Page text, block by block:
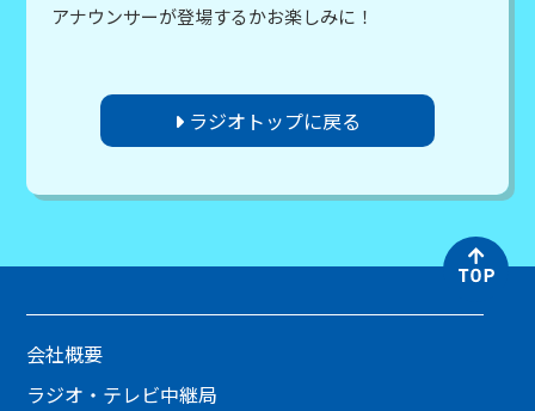
アナウンサーが登場するかお楽しみに！
ラジオトップに戻る
会社概要
ラジオ・テレビ中継局